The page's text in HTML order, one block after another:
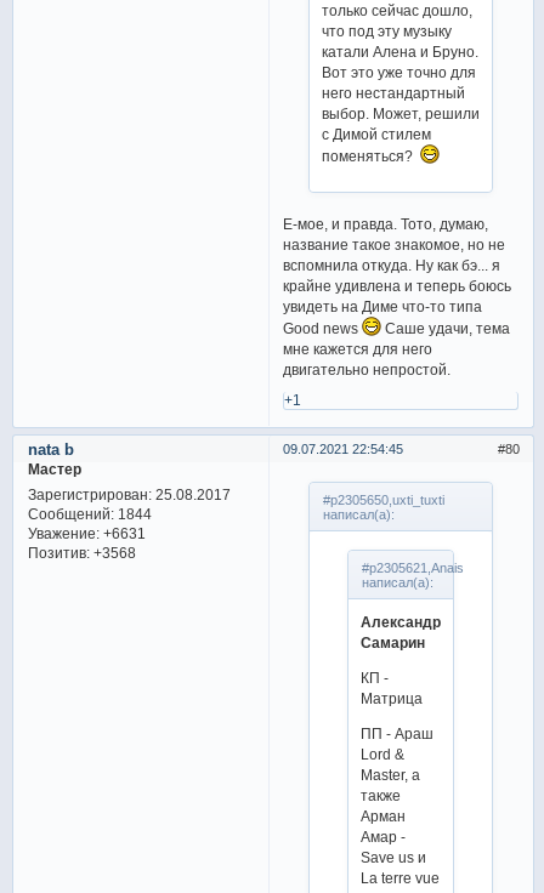
только сейчас дошло,
что под эту музыку
катали Алена и Бруно.
Вот это уже точно для
него нестандартный
выбор. Может, решили
с Димой стилем
поменяться?
Е-мое, и правда. Тото, думаю,
название такое знакомое, но не
вспомнила откуда. Ну как бэ... я
крайне удивлена и теперь боюсь
увидеть на Диме что-то типа
Good news
Саше удачи, тема
мне кажется для него
двигательно непростой.
+1
80
09.07.2021 22:54:45
nata b
Мастер
Зарегистрирован: 25.08.2017
Сообщений:1844
Уважение: +6631
Позитив: +3568
#p2305650,uxti_tuxti
написал(а):
#p2305621,Anais
написал(а):
Александр
Самарин
КП -
Матрица
ПП - Араш
Lord &
Master, а
также
Арман
Амар -
Save us и
La terre vue